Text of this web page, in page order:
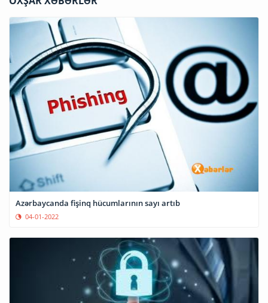
Azərbaycanda fişinq hücumlarının sayı artıb
04-01-2022